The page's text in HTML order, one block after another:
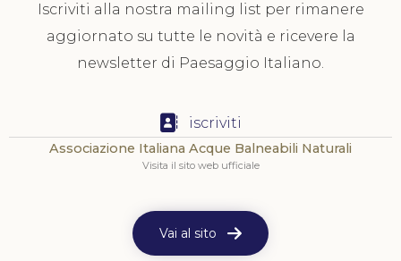
Iscriviti alla nostra mailing list per rimanere
aggiornato su tutte le novità e ricevere la
newsletter di Paesaggio Italiano.
iscriviti
Associazione Italiana Acque Balneabili Naturali
Visita il sito web ufficiale
Vai al sito